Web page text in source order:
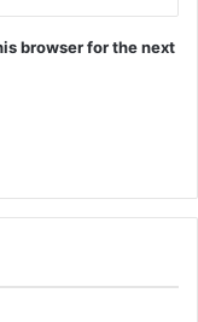
browser for the next